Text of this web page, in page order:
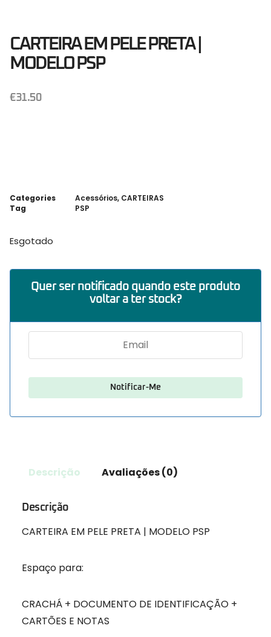
CARTEIRA EM PELE PRETA |
MODELO PSP
€31.50
Categories Acessórios, CARTEIRAS
Tag
PSP
Esgotado
Quer ser notificado quando este produto
voltar a ter stock?
Descrição Avaliações (0)
Descrição
CARTEIRA EM PELE PRETA | MODELO PSP
Espaço para:
CRACHÁ + DOCUMENTO DE IDENTIFICAÇÃO +
CARTÕES E NOTAS